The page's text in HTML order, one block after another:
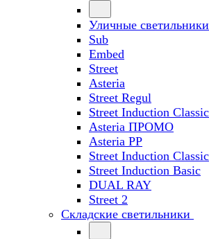
Уличные светильники
Sub
Embed
Street
Asteria
Street Regul
Street Induction
Asteria ПРОМО
Asteria PP
Street Induction Classic
Street Induction Basic
DUAL RAY
Street 2
Складские светильники